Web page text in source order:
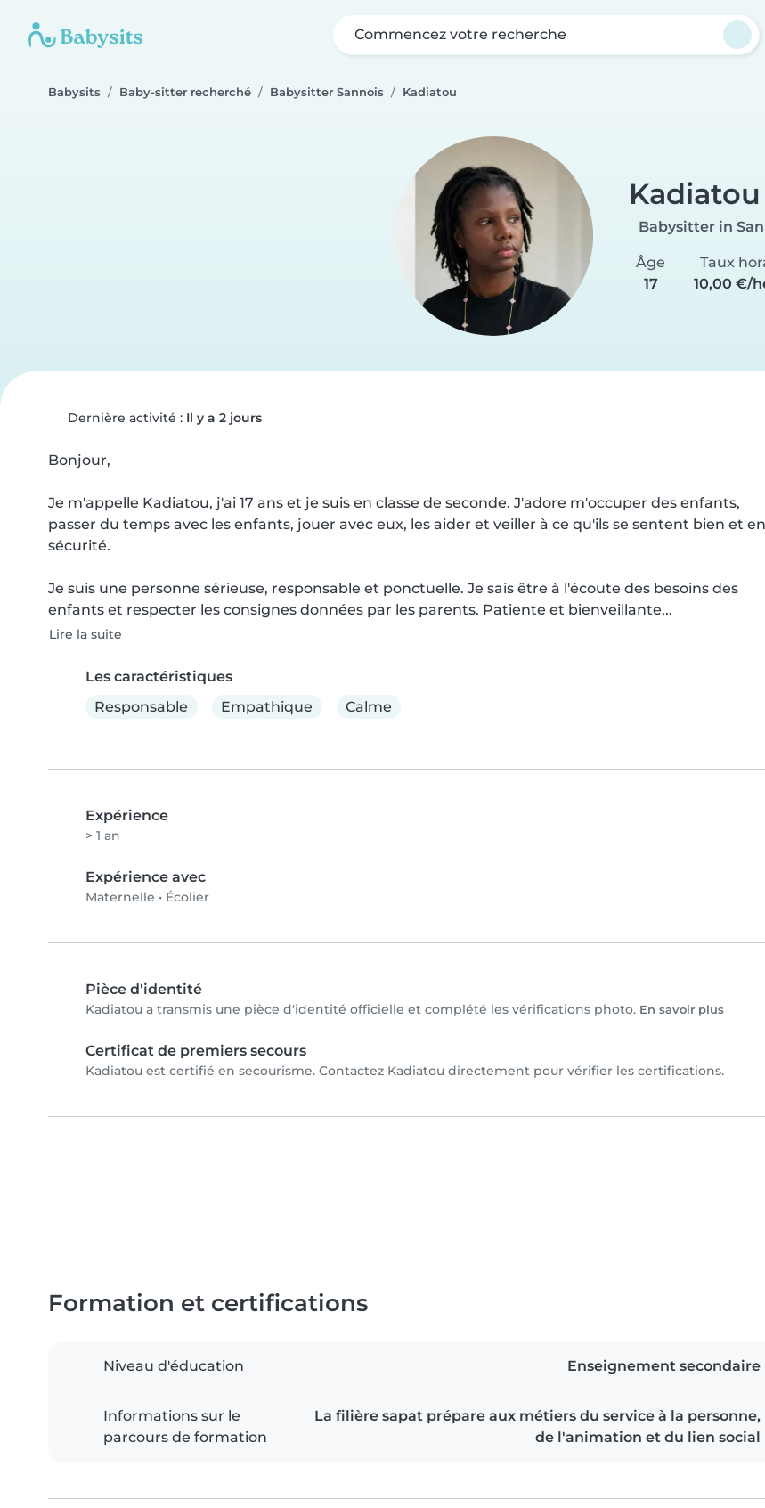
Commencez votre recherche
Babysits Baby-sitter recherché Babysitter Sannois Kadiatou
Kadiatou
Babysitter in
Âge
17
Taux
10,00 €/
Dernière activité : Il y a 2 jours
Bonjour,
Je m'appelle Kadiatou, j'ai 17 ans et je suis en classe de seconde. J'adore m'occuper des enfants,
passer du temps avec les enfants, jouer avec eux, les aider et veiller à ce qu'ils se sentent bien et en
sécurité.
Je suis une personne sérieuse, responsable et ponctuelle. Je sais être à l'écoute des besoins des
enfants et respecter les consignes données par les parents. Patiente et bienveillante,..
Lire la suite
Les caractéristiques
Responsable
Empathique Calme
Expérience
> 1 an
Expérience avec
Maternelle • Écolier
Pièce d'identité
Kadiatou a transmis une pièce d'identité officielle et complété les vérifications photo. En savoir plus
Certificat de premiers secours
Kadiatou est certifié en secourisme. Contactez Kadiatou directement pour vérifier les certifications.
Formation et certifications
Niveau d'éducation Enseignement secondaire
Informations sur le
parcours de formation
La filière sapat prépare aux métiers du service à la personne,
de l'animation et du lien social